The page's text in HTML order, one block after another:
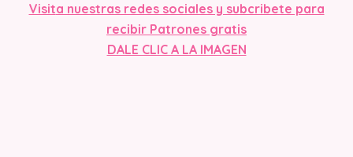
Visita nuestras redes sociales y subcribete para
recibir Patrones gratis
DALE CLIC A LA IMAGEN